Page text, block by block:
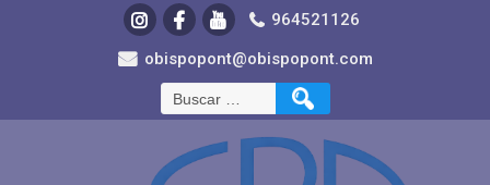
964521126
obispopont@obispopont.com